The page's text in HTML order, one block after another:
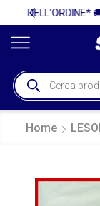
Home